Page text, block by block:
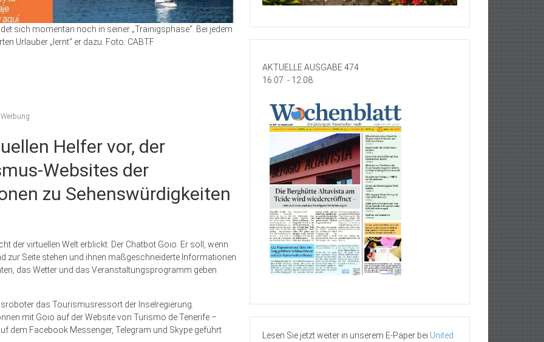
sich momentan noch in seiner „Trainigsphase“. Bei jedem
Urlauber „lernt“ er dazu. Foto: CABTF
Werbung
Helfer vor, der
Websites der
zu Sehenswürdigkeiten
der virtuellen Welt erblickt: Der Chatbot Goio. Er soll, wenn
zur Seite stehen und ihnen maßgeschneiderte Informationen
das Wetter und das Veranstaltungsprogramm geben
das Tourismusressort der Inselregierung.
mit Goio auf der Website von Turismo de Tenerife ­–
dem Facebook Messenger, Telegram und Sky­pe geführt
AKTUELLE AUSGABE 474
16.07. - 12.08.
Lesen Sie jetzt weiter in unserem E-Paper bei United